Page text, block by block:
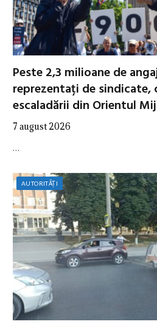
Peste 2,3 milioane de
reprezentați de sindicate,
escaladării din Orientul
7 august 2026
…
AUTORITĂȚI